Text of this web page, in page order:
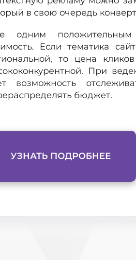
в свою очередь
одним положительным
Если тематика
то цена
При
возможность
бюджет.
УЗНАТЬ ПОДРОБНЕЕ